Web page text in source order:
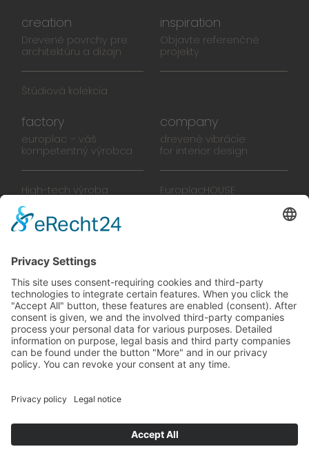
creation
Drevené povrchy pre
architektúru a dizajn
Štúdiová kolekcia
inspiration
Objavte referenčné
projekty
factory
europlac – váš
kompetentný výrobca
High-tech výroba
Manufaktúra
company
drevené vibrácie
for interior design
EuroplacHOUSE
PREDAJŠKOLY
zelené vibrácie
Na ceste k budúcnosti,
ktorú sa oplatí žiť
© 2024 Europlac. Všetky práva vyhradené